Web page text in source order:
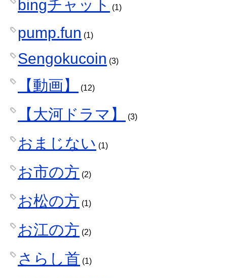
bingチャット (1)
pump.fun (1)
Sengokucoin (3)
【動画】 (12)
【大河ドラマ】 (3)
おまじない (1)
お市の方 (2)
お松の方 (1)
お江の方 (2)
さらし首 (1)